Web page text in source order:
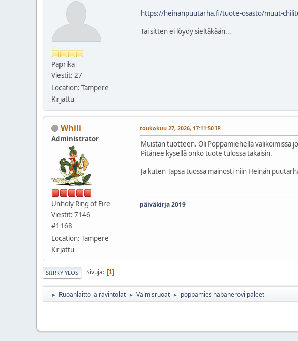
Paprika
Viestit: 27
Location: Tampere
Kirjattu
https://heinanpuutarha.fi/tuote-osasto/muut-
Tai sitten ei löydy sieltäkään...
Whili
Administrator
Unholy Ring of Fire
Viestit: 7146
#1168
Location: Tampere
Kirjattu
toukokuu 27, 2026, 17:11:50 IP
Muistan tuotteen. Oli Poppamiehellä valikoimissa
Pitänee kysellä onko tuote tulossa takaisin.
Ja kuten Tapsa tuossa mainosti niin Heinän
päiväkirja 2019
SIIRRY YLÖS Sivuja 1
► Ruoanlaitto ja ravintolat ► Valmisruoat ► poppamies habaneroviipaleet